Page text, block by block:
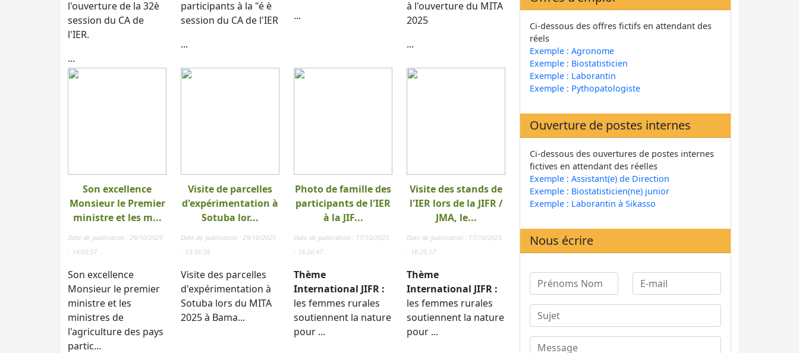
l'ouverture de la 32è
session du CA de
l'IER.
...
participants à la "é è
session du CA de l'IER
...
...
à l'ouverture du MITA
2025
...
Son excellence
Monsieur le Premier
ministre et les m...
Date de publication : 29/10/2025
- 14:03:57
Son excellence
Monsieur le premier
ministre et les
ministres de
l'agriculture des pays
partic...
Visite de parcelles
d'expérimentation à
Sotuba lor...
Date de publication : 29/10/2025
- 13:56:38
Visite des parcelles
d'expérimentation à
Sotuba lors du MITA
2025 à Bama...
Photo de famille des
participants de l'IER
à la JIF...
Date de publication : 17/10/2025
- 16:26:47
Thème
International JIFR :
les femmes rurales
soutiennent la nature
pour ...
Visite des stands de
l'IER lors de la JIFR /
JMA, le...
Date de publication : 17/10/2025
- 16:25:17
Thème
International JIFR :
les femmes rurales
soutiennent la nature
pour ...
Ci-dessous des offres fictifs en attendant des
réels
Exemple : Agronome
Exemple : Biostatisticien
Exemple : Laborantin
Exemple : Pythopatologiste
Ouverture de postes internes
Ci-dessous des ouvertures de postes internes
fictives en attendant des réelles
Exemple : Assistant(e) de Direction
Exemple : Biostatisticien(ne) junior
Exemple : Laborantin à Sikasso
Nous écrire